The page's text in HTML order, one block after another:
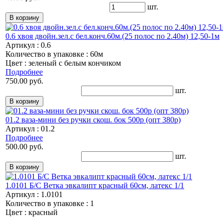
шт.
0.6 хвоя двойн.зел.с бел.конч.60м.(25 полос по 2.40м) 12,50-1м
Артикул : 0.6
Количество в упаковке : 60м
Цвет : зеленый с белым кончиком
Подробнее
750.00 руб.
шт.
01.2 ваза-мини без ручки скош. бок 500р (опт 380р)
Артикул : 01.2
Подробнее
500.00 руб.
шт.
1.0101 Б/С Ветка эвкалипт красный 60см, латекс 1/1
Артикул : 1.0101
Количество в упаковке : 1
Цвет : красный